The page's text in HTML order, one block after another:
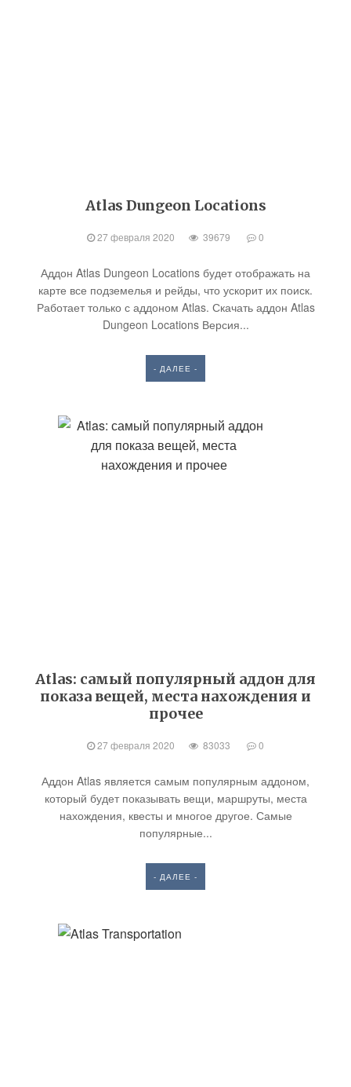
Atlas Dungeon Locations
27 февраля 2020 39679 0
Аддон Atlas Dungeon Locations будет отображать на
карте все подземелья и рейды, что ускорит их поиск.
Работает только с аддоном Atlas. Скачать аддон Atlas
Dungeon Locations Версия...
- ДАЛЕЕ -
Atlas: самый популярный аддон для
показа вещей, места нахождения и
прочее
27 февраля 2020 83033 0
Аддон Atlas является самым популярным аддоном,
который будет показывать вещи, маршруты, места
нахождения, квесты и многое другое. Самые
популярные...
- ДАЛЕЕ -